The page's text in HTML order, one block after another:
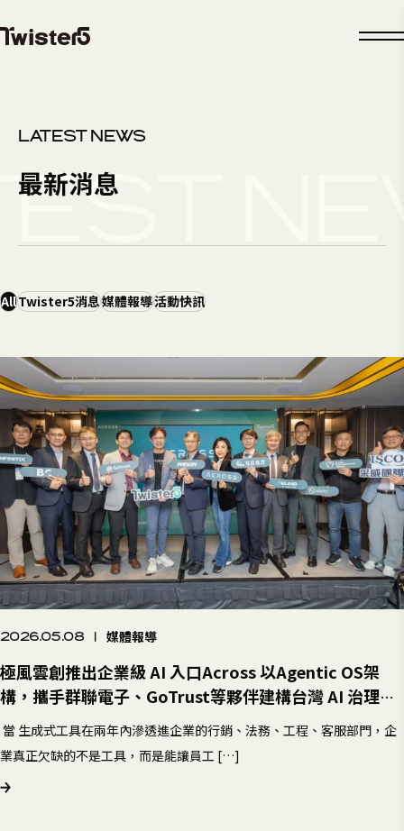
LATEST NEWS
最新消息
AllTwister5消息媒體報導活動快訊
2026.05.08 |媒體報導
極風雲創推出企業級 AI 入口Across 以Agentic OS架
構，攜手群聯電子、GoTrust等夥伴建構台灣 AI 治理生
態圈
當 生成式工具在兩年內滲透進企業的行銷、法務、工程、客服部門，企
業真正欠缺的不是工具，而是能讓員工 […]